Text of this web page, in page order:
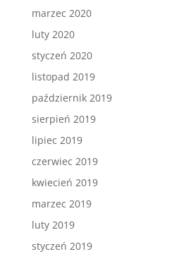
marzec 2020
luty 2020
styczeń 2020
listopad 2019
październik 2019
sierpień 2019
lipiec 2019
czerwiec 2019
kwiecień 2019
marzec 2019
luty 2019
styczeń 2019